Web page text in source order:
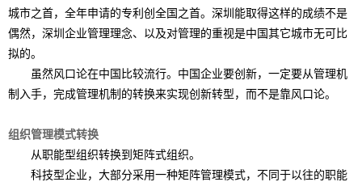
城市之首，全年申请的专利创全国之首。深圳能取得这样的成绩不是
偶然，深圳企业管理理念、以及对管理的重视是中国其它城市无可比
拟的。
虽然风口论在中国比较流行。中国企业要创新，一定要从管理机
制入手，完成管理机制的转换来实现创新转型，而不是靠风口论。
组织管理模式转换
从职能型组织转换到矩阵式组织。
科技型企业，大部分采用一种矩阵管理模式，不同于以往的职能